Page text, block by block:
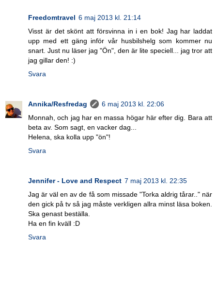
Freedomtravel 6 maj 2013 kl. 21:14
Visst är det skönt att försvinna in i en bok! Jag har laddat
upp med ett gäng inför vår husbilshelg som kommer nu
snart. Just nu läser jag "Ön", den är lite speciell... jag tror att
jag gillar den! :)
Svara
Annika/Resfredag
6 maj 2013 kl. 22:06
Monnah, och jag har en massa högar här efter dig. Bara att
beta av. Som sagt, en vacker dag...
Helena, ska kolla upp "ön"!
Svara
Jennifer - Love and Respect 7 maj 2013 kl. 22:35
Jag är väl en av de få som missade "Torka aldrig tårar.." när
den gick på tv så jag måste verkligen allra minst läsa boken.
Ska genast beställa.
Ha en fin kväll :D
Svara